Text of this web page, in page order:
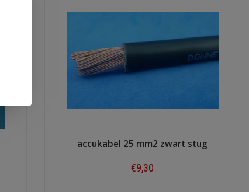
accukabel 25 mm2 zwart stug
€9,30